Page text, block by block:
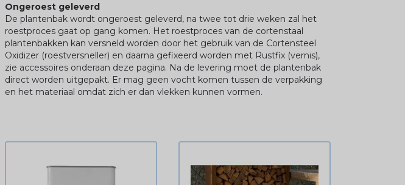
Ongeroest geleverd
De plantenbak wordt ongeroest geleverd, na twee tot drie weken zal het
roestproces gaat op gang komen. Het roestproces van de cortenstaal
plantenbakken kan versneld worden door het gebruik van de Cortensteel
Oxidizer (roestversneller) en daarna gefixeerd worden met Rustfix (vernis),
zie accessoires onderaan deze pagina. Na de levering moet de plantenbak
direct worden uitgepakt. Er mag geen vocht komen tussen de verpakking
en het materiaal omdat zich er dan vlekken kunnen vormen.